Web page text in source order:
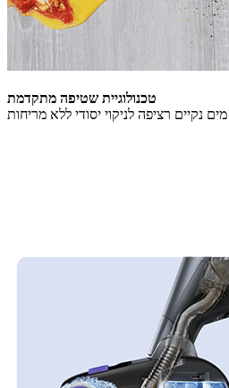
טכנולוגיית שטיפה מתקדמת
נקיים רציפה לניקוי יסודי ללא מריחות